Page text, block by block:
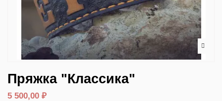
Пряжка "Классика"
5 500,00 ₽